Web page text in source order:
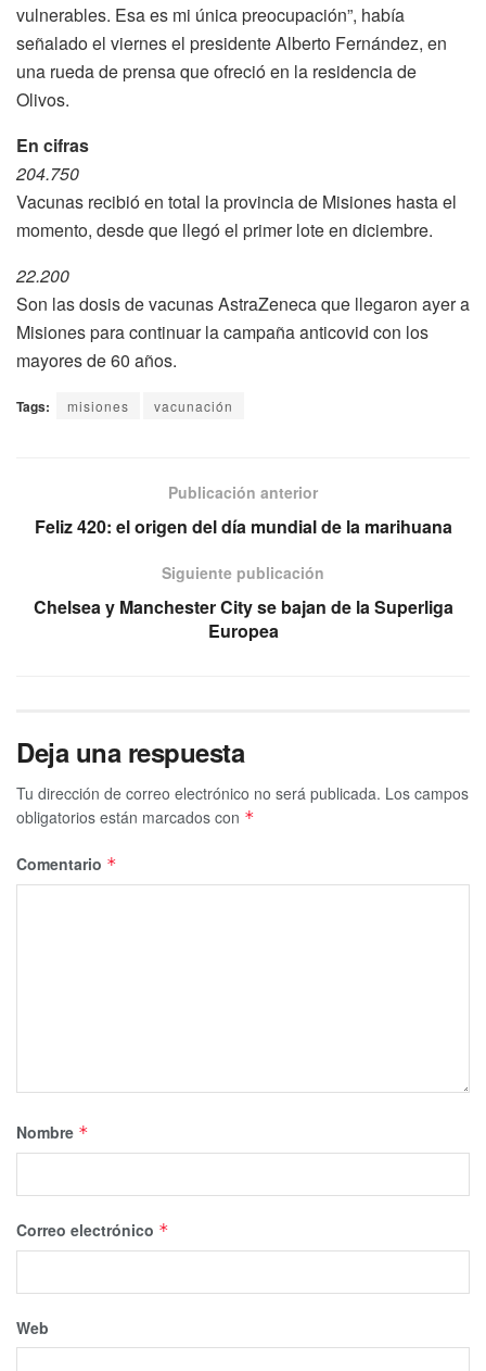
vulnerables. Esa es mi única preocupación”, había
señalado el viernes el presidente Alberto Fernández, en
una rueda de prensa que ofreció en la residencia de
Olivos.
En cifras
204.750
Vacunas recibió en total la provincia de Misiones hasta el
momento, desde que llegó el primer lote en diciembre.
22.200
Son las dosis de vacunas AstraZeneca que llegaron ayer a
Misiones para continuar la campaña anticovid con los
mayores de 60 años.
Tags: misiones vacunación
Publicación anterior
Feliz 420: el origen del día mundial de la marihuana
Siguiente publicación
Chelsea y Manchester City se bajan de la Superliga
Europea
Deja una respuesta
Tu dirección de correo electrónico no será publicada. Los campos
obligatorios están marcados con *
Comentario *
Nombre *
Correo electrónico *
Web